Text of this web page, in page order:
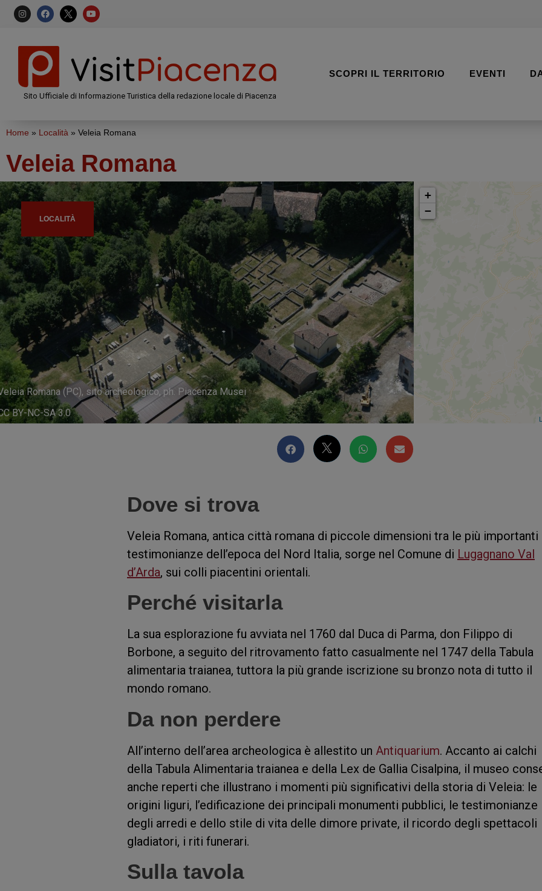
Sito Ufficiale di Informazione Turistica della redazione locale di Piacenza
SCOPRI IL TERRITORIO EVENTI
Home » Località » Veleia Romana
Veleia Romana
LOCALITÀ
Romana (PC), sito archeologico, ph. Piacenza Musei
BY-NC-SA 3.0
+
−
Dove si trova
Veleia Romana, antica città romana di piccole dimensioni tra le più importanti
testimonianze dell’epoca del Nord Italia, sorge nel Comune di Lugagnano Val
d’Arda, sui colli piacentini orientali.
Perché visitarla
La sua esplorazione fu avviata nel 1760 dal Duca di Parma, don Filippo di
Borbone, a seguito del ritrovamento fatto casualmente nel 1747 della Tabula
alimentaria traianea, tuttora la più grande iscrizione su bronzo nota di tutto il
mondo romano.
Da non perdere
All’interno dell’area archeologica è allestito un Antiquarium. Accanto ai calchi
della Tabula Alimentaria traianea e della Lex de Gallia Cisalpina, il museo
anche reperti che illustrano i momenti più significativi della storia di Veleia: le
origini liguri, l’edificazione dei principali monumenti pubblici, le testimonianze
degli arredi e dello stile di vita delle dimore private, il ricordo degli spettacoli
gladiatori, i riti funerari.
Sulla tavola